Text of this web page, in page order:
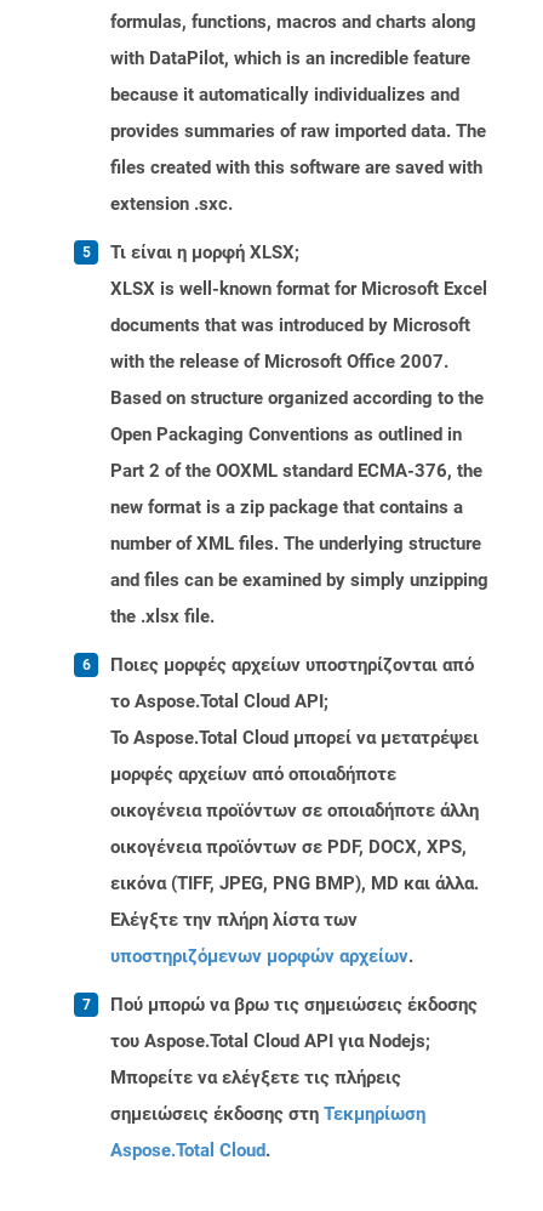
formulas, functions, macros and charts along
with DataPilot, which is an incredible feature
because it automatically individualizes and
provides summaries of raw imported data. The
files created with this software are saved with
extension .sxc.
Τι είναι η μορφή XLSX;
XLSX is well-known format for Microsoft Excel
documents that was introduced by Microsoft
with the release of Microsoft Office 2007.
Based on structure organized according to the
Open Packaging Conventions as outlined in
Part 2 of the OOXML standard ECMA-376, the
new format is a zip package that contains a
number of XML files. The underlying structure
and files can be examined by simply unzipping
the .xlsx file.
Ποιες μορφές αρχείων υποστηρίζονται από
το Aspose.Total Cloud API;
Το Aspose.Total Cloud μπορεί να μετατρέψει
μορφές αρχείων από οποιαδήποτε
οικογένεια προϊόντων σε οποιαδήποτε άλλη
οικογένεια προϊόντων σε PDF, DOCX, XPS,
εικόνα (TIFF, JPEG, PNG BMP), MD και άλλα.
Ελέγξτε την πλήρη λίστα των
υποστηριζόμενων μορφών αρχείων.
Πού μπορώ να βρω τις σημειώσεις έκδοσης
του Aspose.Total Cloud API για Nodejs;
Μπορείτε να ελέγξετε τις πλήρεις
σημειώσεις έκδοσης στη Τεκμηρίωση
Aspose.Total Cloud.